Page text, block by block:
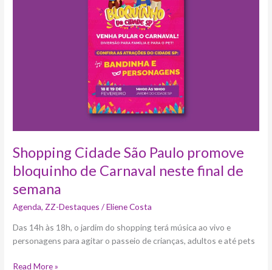
Shopping Cidade São Paulo promove
bloquinho de Carnaval neste final de
semana
Agenda, ZZ-Destaques /Eliene Costa
Das 14h às 18h, o jardim do shopping terá música ao vivo e
personagens para agitar o passeio de crianças, adultos e até pets
Read More »